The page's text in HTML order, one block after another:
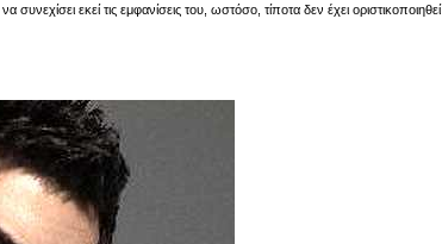
εκεί τις εμφανίσεις του, ωστόσο, τίποτα δεν έχει οριστικοποιηθεί